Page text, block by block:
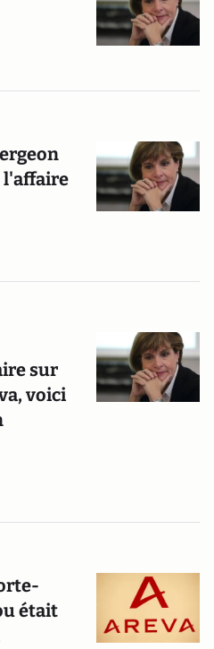
l'affaire
sur
voici
était